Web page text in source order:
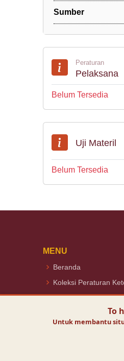
Sumber
Peraturan
Pelaksana
Belum Tersedia
Uji Materil
Belum Tersedia
To
Untuk membantu
MENU
Beranda
Koleksi Peraturan
Peraturan Utama